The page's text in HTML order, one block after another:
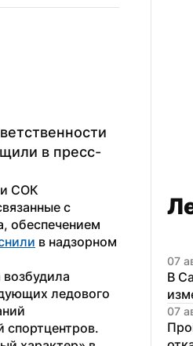
в пресс-
СОК
с
обеспечением
в надзорном
ледового
спортцентров.
07
В
07